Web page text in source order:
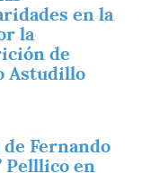
en la
la
de
Astudillo
Fernando
Pelllico en